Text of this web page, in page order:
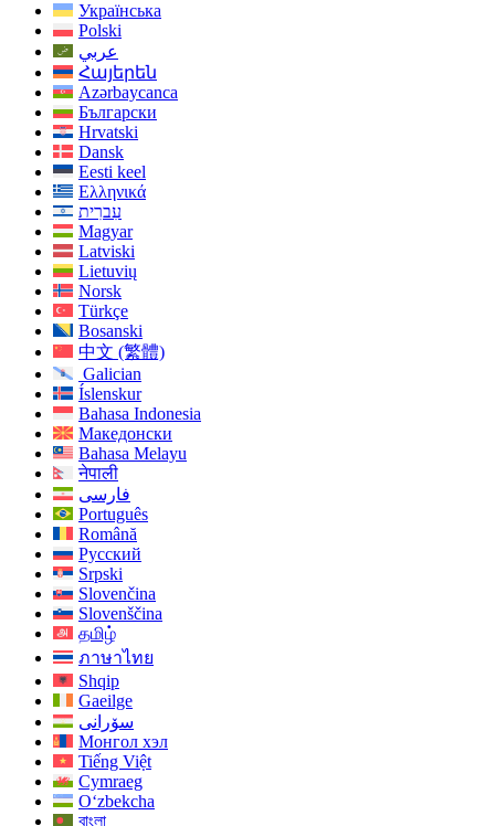
Українська
Polski
عربي
Հայերեն
Azərbaycanca
Български
Hrvatski
Dansk
Eesti keel
Ελληνικά
עִברִית
Magyar
Latviski
Lietuvių
Norsk
Türkçe
Bosanski
中文 (繁體)
Galician
Íslenskur
Bahasa Indonesia
Македонски
Bahasa Melayu
नेपाली
فارسی
Português
Română
Русский
Srpski
Slovenčina
Slovenščina
தமிழ்
ภาษาไทย
Shqip
Gaeilge
سۆرانی
Монгол хэл
Tiếng Việt
Cymraeg
O‘zbekcha
বাংলা